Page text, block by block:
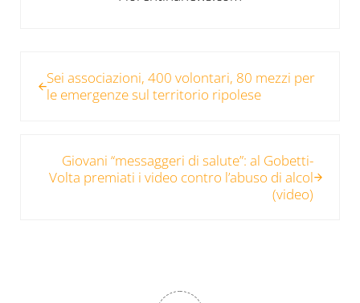
Sei associazioni, 400 volontari, 80 mezzi per
le emergenze sul territorio ripolese
Giovani “messaggeri di salute”: al Gobetti-
Volta premiati i video contro l’abuso di alcol
(video)